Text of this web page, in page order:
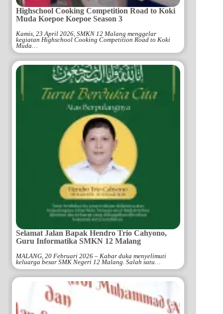
Highschool Cooking Competition Road to Koki
Muda Koepoe Koepoe Season 3
Kamis, 23 April 2026, SMKN 12 Malang menggelar
kegiatan Highschool Cooking Competition Road to Koki
Muda…
Selamat Jalan Bapak Hendro Trio Cahyono,
Guru Informatika SMKN 12 Malang
MALANG, 20 Februari 2026 – Kabar duka menyelimuti
keluarga besar SMK Negeri 12 Malang. Salah satu…